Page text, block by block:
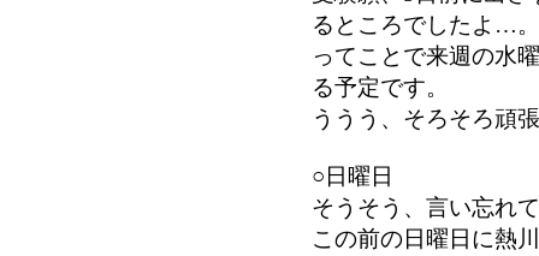
るところでしたよ…。
ってことで来週の水
る予定です。
ううう、そろそろ頑
○日曜日
そうそう、言い忘れ
この前の日曜日に熱